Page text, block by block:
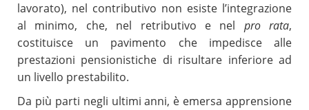
lavorato), nel contributivo non esiste l’integrazione
al minimo, che, nel retributivo e nel pro rata,
costituisce un pavimento che impedisce alle
prestazioni pensionistiche di risultare inferiore ad
un livello prestabilito.
Da più parti negli ultimi anni, è emersa apprensione